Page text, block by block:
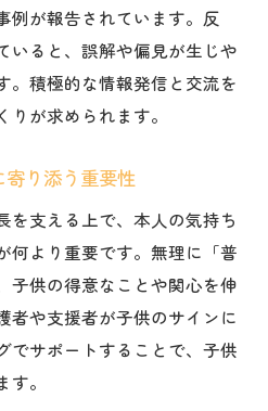
例が報告されています。反
いると、誤解や偏見が生じや
。積極的な情報発信と交流を
が求められます。
り添う重要性
を支える上で、本人の気持ち
何より重要です。無理に「普
子供の得意なことや関心を伸
者や支援者が子供のサインに
でサポートすることで、子供
。